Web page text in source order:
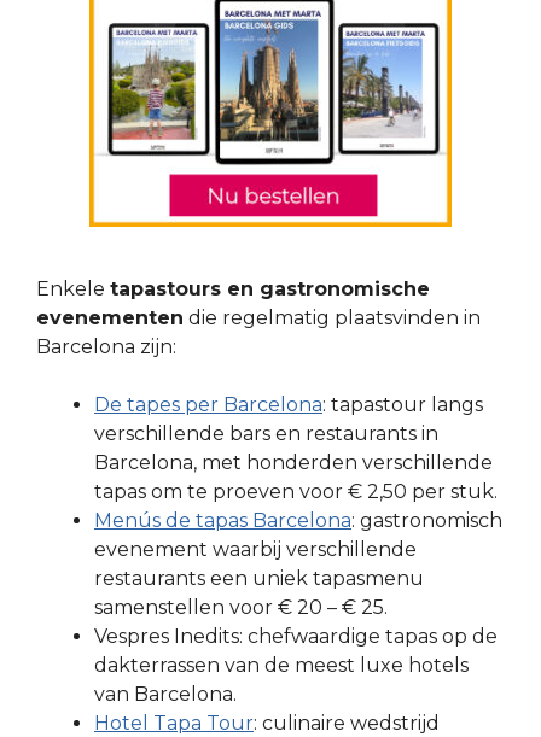
Enkele tapastours en gastronomische
evenementen die regelmatig plaatsvinden in
Barcelona zijn:
De tapes per Barcelona: tapastour langs
verschillende bars en restaurants in
Barcelona, met honderden verschillende
tapas om te proeven voor € 2,50 per stuk.
Menús de tapas Barcelona: gastronomisch
evenement waarbij verschillende
restaurants een uniek tapasmenu
samenstellen voor € 20 – € 25.
Vespres Inedits: chefwaardige tapas op de
dakterrassen van de meest luxe hotels
van Barcelona.
Hotel Tapa Tour: culinaire wedstrijd